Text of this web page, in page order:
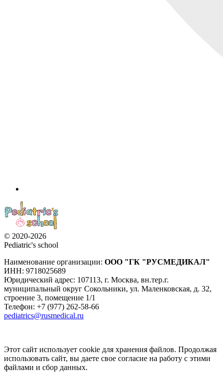
© 2020-2026
Pediatric's school
Наименование организации: ООО "ГК "РУСМЕДИКАЛ"
ИНН: 9718025689
Юридический адрес: 107113, г. Москва, вн.тер.г.
муниципальный округ Сокольники, ул. Маленковская, д. 32,
строение 3, помещение 1/1
Телефон: +7 (977) 262-58-66
pediatrics@rusmedical.ru
Этот сайт использует cookie для хранения файлов. Продолжая
использовать сайт, вы даете свое согласие на работу с этими
файлами и сбор данных.